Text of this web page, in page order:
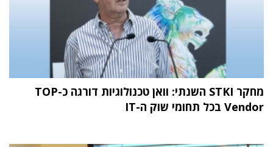
מחקר STKI השנתי: וואן טכנולוגיות דורגה כ-TOP
Vendor בכל תחומי שוק ה-IT